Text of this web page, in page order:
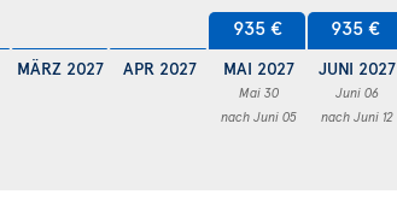
MÄRZ 2027 APR 2027
935 €
MAI 2027
Mai 30
nach Juni 05
935 €
JUNI 2027
Juni 06
nach Juni 12